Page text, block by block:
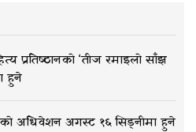
प्रतिष्ठानको ‘तीज रमाइलो साँझ
हुने
अधिवेशन अगस्ट १६ सिड्नीमा हुने